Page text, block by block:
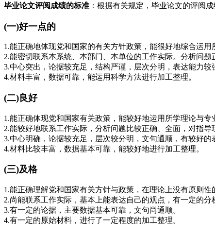
毕业论文评阅成绩的标准 ：根据有关规定，毕业论文的评阅
(一)好一点的
1.能正确地体现党和国家的有关方针政策，能很好地综合运用
2.能密切联系本系统、本部门、本单位的工作实际。分析问
3.中心突出，论据较充足，结构严谨，层次分明，表达能力较
4.材料丰富，数据可靠，能运用科学方法进行加工整理。
(二)良好
1.能正确体现党和国家有关政策，能较好地运用所学理论与专
2.能较好地联系工作实际，分析问题比较正确、全面，对指导
3.中心明确，论据较充足，层次较分明，文句通顺，有较好的
4.材料比较丰富，数据基本可靠，能较好地进行加工整理。
(三)及格
1.能正确理解党和国家有关方针与政策，在理论上没有原则
2.尚能联系工作实际，基本上能表达自己的观点，有一定的
3.有一定的论据，主要数据基本可靠，文句尚通顺。
4.有一定的原始材料，进行了一定程度的加工整理。